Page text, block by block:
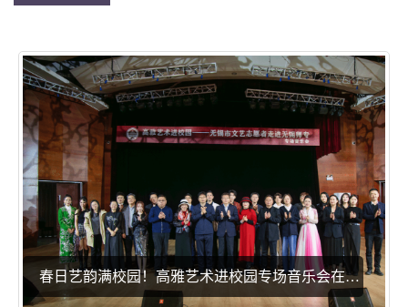
春日艺韵满校园！高雅艺术进校园专场音乐会在我校圆满落幕